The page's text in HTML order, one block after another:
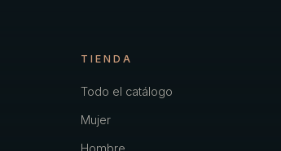
TIENDA
Todo el catálogo
Mujer